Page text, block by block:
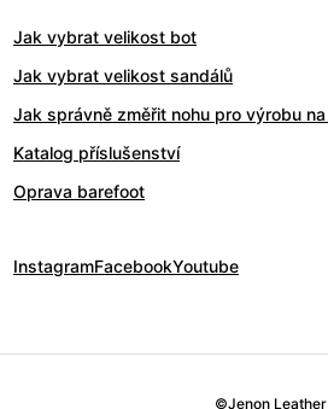
Jak vybrat velikost bot
Jak vybrat velikost sandálů
Jak správně změřit nohu pro výrobu
Katalog příslušenství
Oprava barefoot
InstagramFacebookYoutube
©Jenon Leather